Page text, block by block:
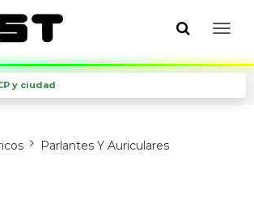
y ciudad
Parlantes Y Auriculares